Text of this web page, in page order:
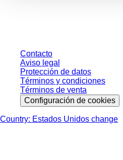
Contacto
Aviso legal
Protección de datos
Términos y condiciones
Términos de venta
Configuración de cookies
Country: Estados Unidos change